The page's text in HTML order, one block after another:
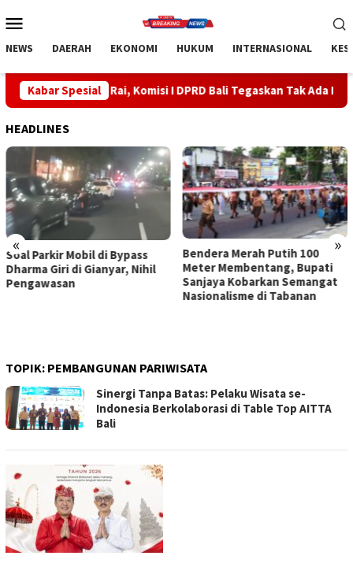
ke
Mobile
NEWS DAERAH EKONOMI HUKUM INTERNASIONAL
Kabar Spesial
Rai, Komisi I DPRD Bali Tegaskan Tak Ada Indikasi
HEADLINES
« »
Bendera Merah Putih 100
Meter Membentang, Bupati
Sanjaya Kobarkan Semangat
Sidak Bea Cukai Ngurah Rai,
Komisi I DPRD Bali Tegaskan
Tak Ada Indikasi
Penyalahgunaan Barang
TOPIK: PEMBANGUNAN PARIWISATA
Sinergi Tanpa Batas: Pelaku Wisata se-
Indonesia Berkolaborasi di Table Top AITTA
Bali